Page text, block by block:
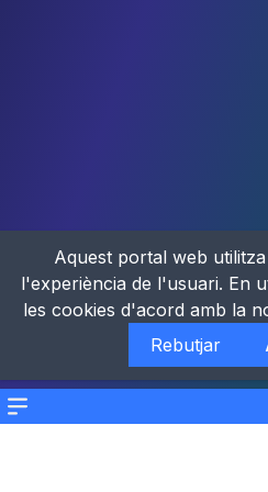
Menu
Aquest portal web
l'experiència de l'usuari. En
les cookies d'acord amb la
Rebutjar